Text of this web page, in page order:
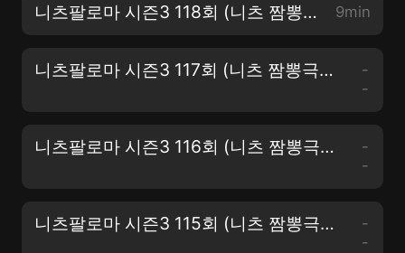
니츠팔로마 시즌3 118회 (니츠 짬뽕극장 11-12화 쩐의 다모 청춘시대) 9min
니츠팔로마 시즌3 117회 (니츠 짬뽕극장 11-11화 쩐의 다모 청춘시대)
-
-
니츠팔로마 시즌3 116회 (니츠 짬뽕극장 11-10화 쩐의 다모 청춘시대)
-
-
니츠팔로마 시즌3 115회 (니츠 짬뽕극장 11-9화 쩐의 다모 청춘시대)
-
-